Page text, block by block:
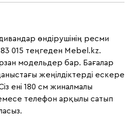
өндірушінің ресми
015 теңгеден Mebel.kz.
модельдер бар. Бағалар
жеңілдіктерді ескере
ені 180 см жиналмалы
телефон арқылы сатып